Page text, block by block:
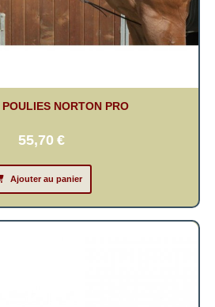
NORTON PRO
55,70 €
Ajouter au panier